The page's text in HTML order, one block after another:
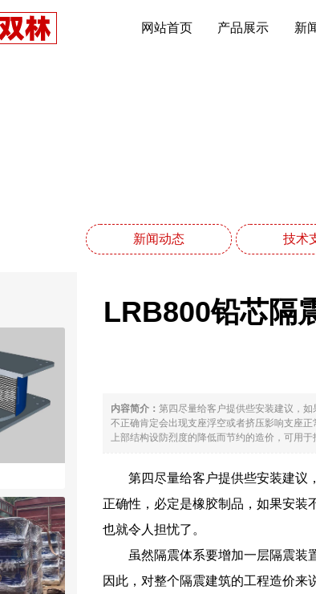
网站首页 产品展示 新
新闻动态 技术
LRB800铅芯隔
内容简介： 第四尽量给客户提供些安装建议，
不正确肯定会出现支座浮空或者挤压影响支座
上部结构设防烈度的降低而节约的造价，可用
第四尽量给客户提供些安装建议
正确性，必定是橡胶制品，如果安装
也就令人担忧了。
虽然隔震体系要增加一层隔震装
因此，对整个隔震建筑的工程造价来